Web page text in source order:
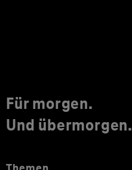
Für morgen.
Und übermorgen.